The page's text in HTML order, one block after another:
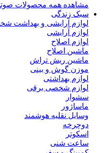
مشاهده همه محصولات
سبک زندگی
لوازم آرایشی و بهداشت
لوازم آرایشی
لوازم اصلاح
ماشین اصلاح
ماشین ریش تراش
موزن گوش و بینی
لوازم بهداشتی
لوازم شخصی برقی
سشوار
ماساژور
وسایل نقلیه هوشمند
دوچرخه
اسکوتر
ساعت شنی